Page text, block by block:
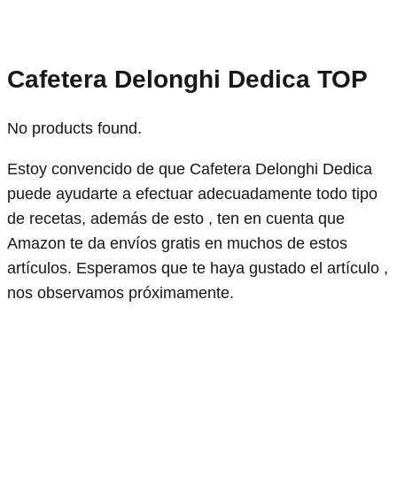
Cafetera Delonghi Dedica TOP
No products found.
Estoy convencido de que Cafetera Delonghi Dedica
puede ayudarte a efectuar adecuadamente todo tipo
de recetas, además de esto , ten en cuenta que
Amazon te da envíos gratis en muchos de estos
artículos. Esperamos que te haya gustado el artículo ,
nos observamos próximamente.